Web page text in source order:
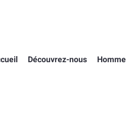
Découvrez-nous Homme